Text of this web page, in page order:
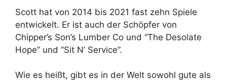
Scott hat von 2014 bis 2021 fast zehn Spiele
entwickelt. Er ist auch der Schöpfer von
Chipper’s Son’s Lumber Co und “The Desolate
Hope” und “Sit N’ Service”.
Wie es heißt, gibt es in der Welt sowohl gute als